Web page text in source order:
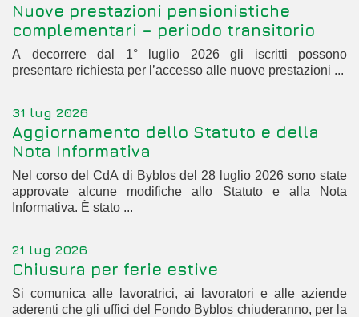
Nuove prestazioni pensionistiche
complementari – periodo transitorio
A decorrere dal 1° luglio 2026 gli iscritti possono
presentare richiesta per l’accesso alle nuove prestazioni ...
31 lug 2026
Aggiornamento dello Statuto e della
Nota Informativa
Nel corso del CdA di Byblos del 28 luglio 2026 sono state
approvate alcune modifiche allo Statuto e alla Nota
Informativa. È stato ...
21 lug 2026
Chiusura per ferie estive
Si comunica alle lavoratrici, ai lavoratori e alle aziende
aderenti che gli uffici del Fondo Byblos chiuderanno, per la